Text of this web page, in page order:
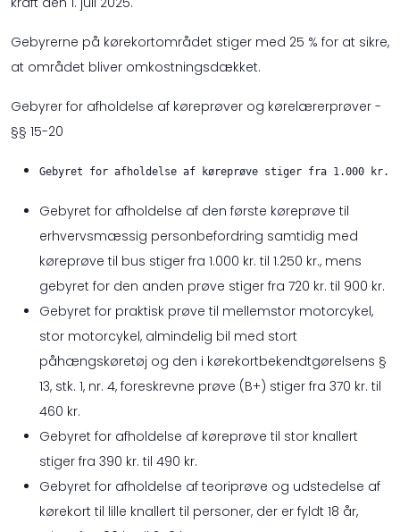
Gebyrerne på kørekortområdet stiger med 25 % for at sikre,
at området bliver omkostningsdækket.
Gebyrer for afholdelse af køreprøver og kørelærerprøver -
§§ 15-20
Gebyret for afholdelse af køreprøve stiger fra 1.000
Gebyret for afholdelse af den første køreprøve til
erhvervsmæssig personbefordring samtidig med
køreprøve til bus stiger fra 1.000 kr. til 1.250 kr., mens
gebyret for den anden prøve stiger fra 720 kr. til 900 kr.
Gebyret for praktisk prøve til mellemstor motorcykel,
stor motorcykel, almindelig bil med stort
påhængskøretøj og den i kørekortbekendtgørelsens §
13, stk. 1, nr. 4, foreskrevne prøve (B+) stiger fra 370 kr. til
460 kr.
Gebyret for afholdelse af køreprøve til stor knallert
stiger fra 390 kr. til 490 kr.
Gebyret for afholdelse af teoriprøve og udstedelse af
kørekort til lille knallert til personer, der er fyldt 18 år,